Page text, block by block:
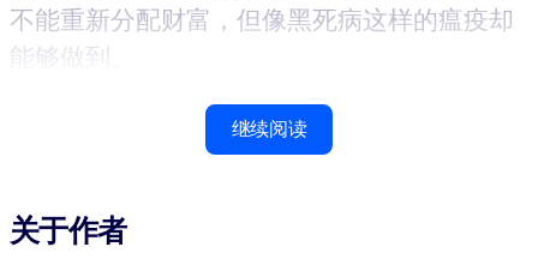
不能重新分配财富，但像黑死病这样的瘟疫却
能够做到。
继续阅读
关于作者